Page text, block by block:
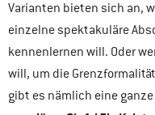
Varianten bieten sich an,
einzelne spektakuläre
kennenlernen will. Oder
will, um die
gibt es nämlich eine